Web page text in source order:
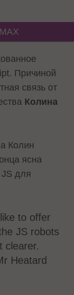
Причиной
связь от
Колина
Колин
ясна
для
to offer
JS robots
clearer.
Heatard